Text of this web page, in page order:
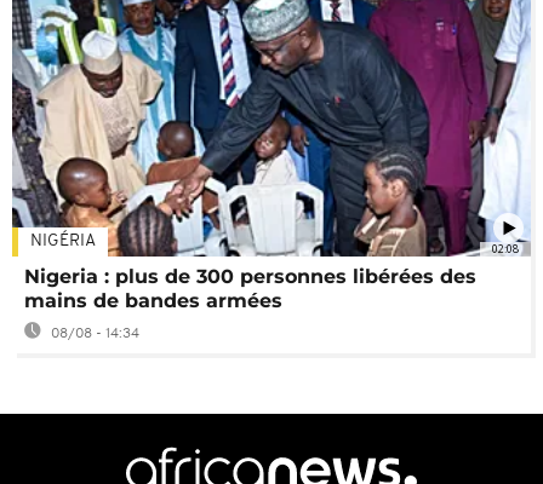
02:08
NIGÉRIA
Nigeria : plus de 300 personnes libérées des
mains de bandes armées
08/08 - 14:34